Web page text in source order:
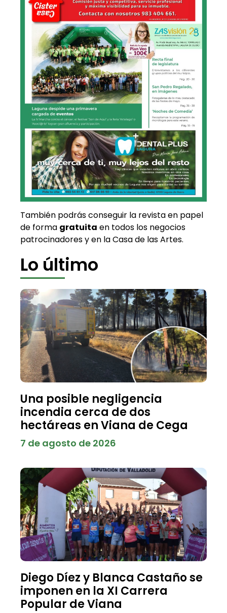
También podrás conseguir la revista en papel
de forma gratuita en todos los negocios
patrocinadores y en la Casa de las Artes.
Lo último
Una posible negligencia
incendia cerca de dos
hectáreas en Viana de Cega
7 de agosto de 2026
Diego Díez y Blanca Castaño se
imponen en la XI Carrera
Popular de Viana